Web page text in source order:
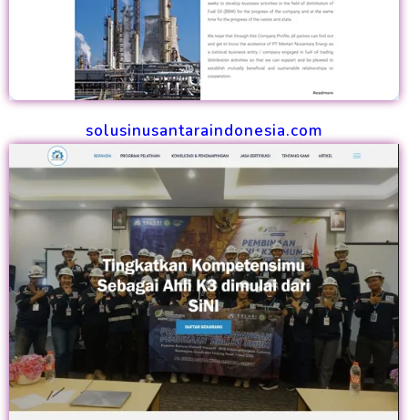
solusinusantaraindonesia.com